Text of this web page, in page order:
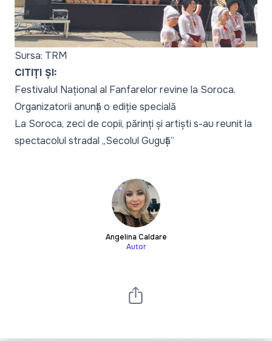
Sursa: TRM
CITIȚI ȘI:
Festivalul Național al Fanfarelor revine la Soroca.
Organizatorii anunță o ediție specială
La Soroca, zeci de copii, părinți și artiști s-au reunit la
spectacolul stradal „Secolul Guguță”
Angelina Caldare
Autor